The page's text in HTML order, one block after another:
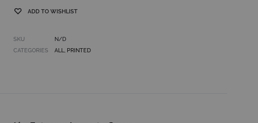
ADD TO WISHLIST
SKU
N/D
CATEGORIES
ALL, PRINTED